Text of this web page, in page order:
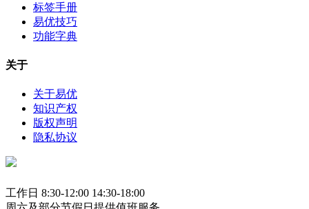
标签手册
易优技巧
功能字典
关于
关于易优
知识产权
版权声明
隐私协议
工作日 8:30-12:00 14:30-18:00